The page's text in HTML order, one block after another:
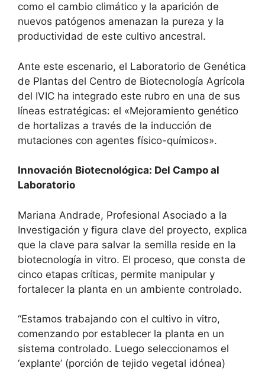
como el cambio climático y la aparición de
nuevos patógenos amenazan la pureza y la
productividad de este cultivo ancestral.
Ante este escenario, el Laboratorio de Genética
de Plantas del Centro de Biotecnología Agrícola
del IVIC ha integrado este rubro en una de sus
líneas estratégicas: el «Mejoramiento genético
de hortalizas a través de la inducción de
mutaciones con agentes físico-químicos».
Innovación Biotecnológica: Del Campo al
Laboratorio
Mariana Andrade, Profesional Asociado a la
Investigación y figura clave del proyecto, explica
que la clave para salvar la semilla reside en la
biotecnología in vitro. El proceso, que consta de
cinco etapas críticas, permite manipular y
fortalecer la planta en un ambiente controlado.
“Estamos trabajando con el cultivo in vitro,
comenzando por establecer la planta en un
sistema controlado. Luego seleccionamos el
‘explante’ (porción de tejido vegetal idónea)